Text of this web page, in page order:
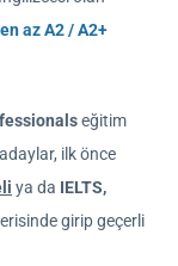
en az A2 / A2+
eğitim
ilk önce
ya da IELTS,
girip geçerli